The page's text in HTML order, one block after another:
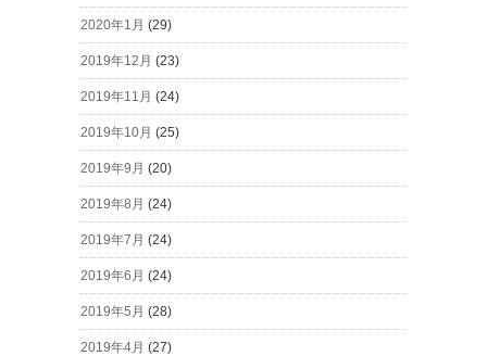
2020年1月 (29)
2019年12月 (23)
2019年11月 (24)
2019年10月 (25)
2019年9月 (20)
2019年8月 (24)
2019年7月 (24)
2019年6月 (24)
2019年5月 (28)
2019年4月 (27)